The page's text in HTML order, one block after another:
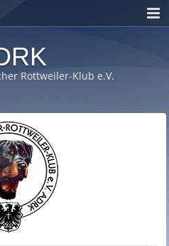
Rottweiler-Klub e.V.